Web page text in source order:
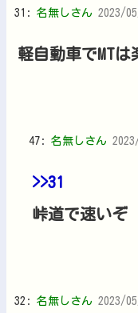
31: 名無しさん 2023/
軽自動車でMT
47: 名無しさん
>>31
峠道で速いぞ
32: 名無しさん 2023/